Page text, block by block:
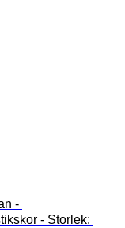
-
- Storlek: